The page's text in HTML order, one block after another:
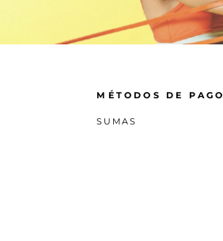
MÉTODOS DE PAGO
SUMAS